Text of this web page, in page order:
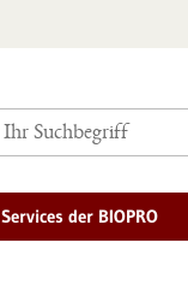
Services der BIOPRO